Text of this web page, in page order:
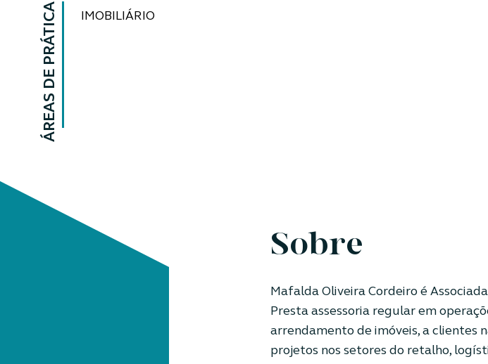
ÁREAS DE PRÁTICA IMOBILIÁRIO
Sobre
Mafalda Oliveira Cordeiro é
Presta assessoria regular em
arrendamento de imóveis, a clientes
projetos nos setores do retalho,